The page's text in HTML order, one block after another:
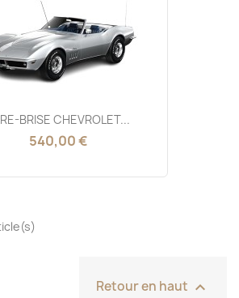
BRISE CHEVROLET...
540,00 €
Retour en haut 